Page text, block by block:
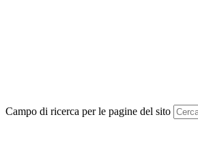
Campo di ricerca per le pagine del sito